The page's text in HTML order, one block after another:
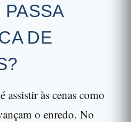
DE
às cenas como
o enredo. No